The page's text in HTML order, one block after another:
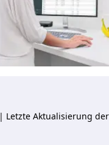
| Letzte Aktualisierung